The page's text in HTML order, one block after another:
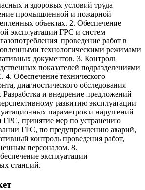
и здоровых условий труда
промышленной и пожарной
объектах. 2. Обеспечение
эксплуатации ГРС и систем
проведение работ в
технологическими режимами
документов. 3. Контроль
показателей подразделениями
4. Обеспечение технического
диагностического обследования
и внедрение предложений
развитию эксплуатации
параметров и нарушений
ГРС, принятие мер по устранению
ГРС, по предупреждению аварий,
контроль проведения работ,
персоналом. 8.
эксплуатации
станций.